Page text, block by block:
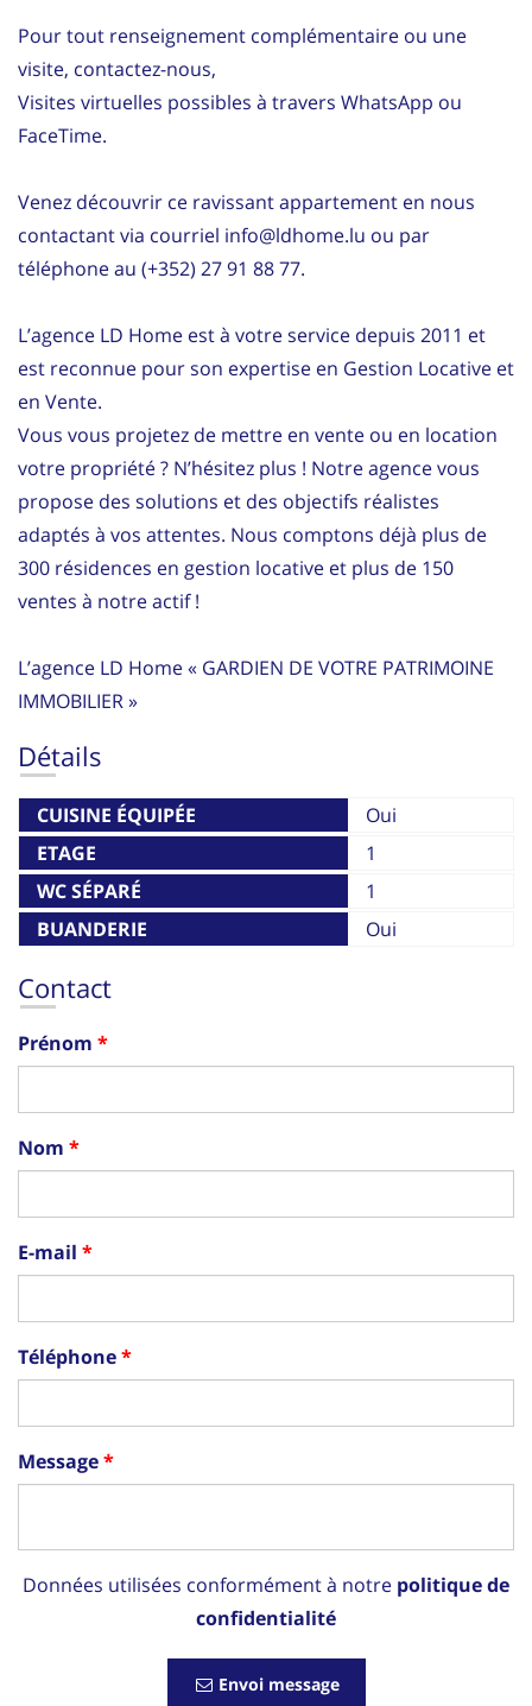
Pour tout renseignement complémentaire ou une
visite, contactez-nous,
Visites virtuelles possibles à travers WhatsApp ou
FaceTime.
Venez découvrir ce ravissant appartement en nous
contactant via courriel info@ldhome.lu ou par
téléphone au (+352) 27 91 88 77.
L’agence LD Home est à votre service depuis 2011 et
est reconnue pour son expertise en Gestion Locative et
en Vente.
Vous vous projetez de mettre en vente ou en location
votre propriété ? N’hésitez plus ! Notre agence vous
propose des solutions et des objectifs réalistes
adaptés à vos attentes. Nous comptons déjà plus de
300 résidences en gestion locative et plus de 150
ventes à notre actif !
L’agence LD Home « GARDIEN DE VOTRE PATRIMOINE
IMMOBILIER »
Détails
CUISINE ÉQUIPÉE
Oui
ETAGE
1
WC SÉPARÉ
1
BUANDERIE
Oui
Contact
Prénom
Nom
E-mail
Téléphone
Message
Données utilisées conformément à notre politique de
confidentialité
Envoi message